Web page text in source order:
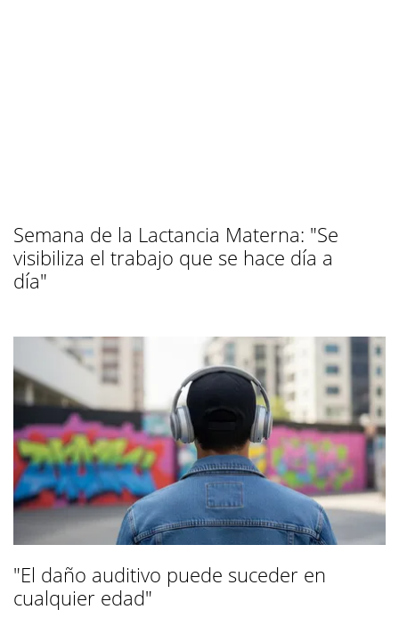
Semana de la Lactancia Materna: "Se
visibiliza el trabajo que se hace día a
día"
"El daño auditivo puede suceder en
cualquier edad"